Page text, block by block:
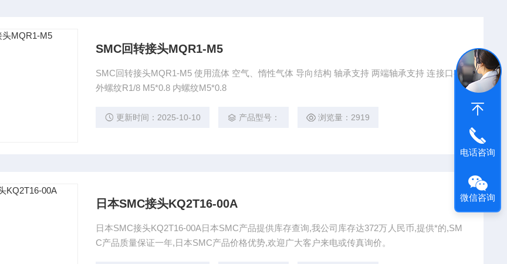
SMC回转接头MQR1-M5
SMC回转接头MQR1-M5 使用流体 空气、惰性气体 导向结构 轴承支持 两端轴承支持 连接口径
外螺纹R1/8 M5*0.8 内螺纹M5*0.8
更新时间：2025-10-10 产品型号： 浏览量：2919
日本SMC接头KQ2T16-00A
日本SMC接头KQ2T16-00A日本SMC产品提供库存查询,我公司库存达372万人民币,提供*的,SM
C产品质量保证一年,日本SMC产品价格优势,欢迎广大客户来电或传真询价。
电话咨询
微信咨询